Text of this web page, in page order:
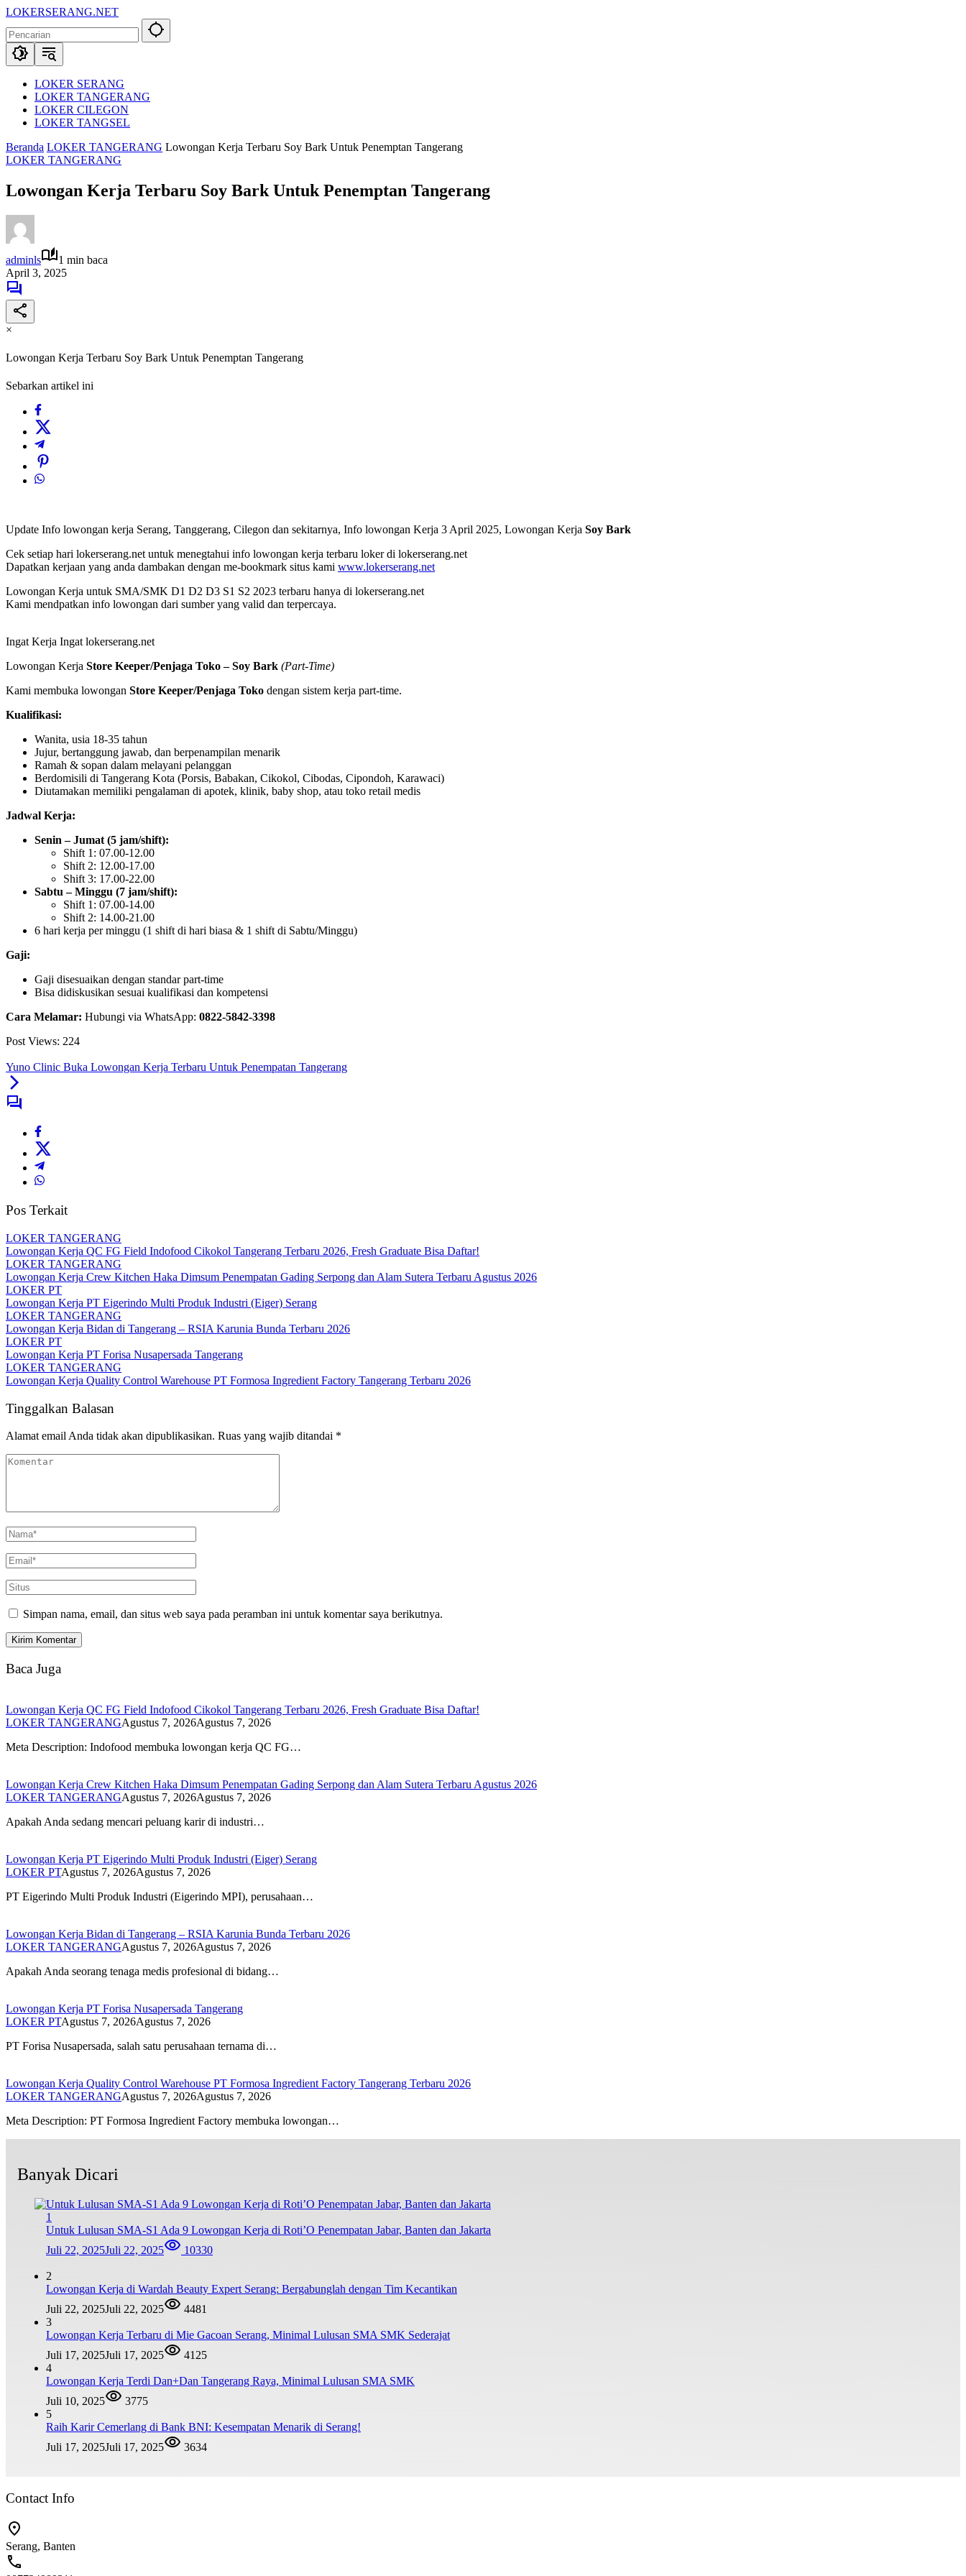
Langsung
konten
LOKERSERANG.NET
Lowongan
Kerja
Serang
SekitarnyaLOKER SERANG
LOKER TANGERANG
LOKER CILEGON
LOKER TANGSEL
Beranda LOKER TANGERANG Lowongan Kerja Terbaru Soy Bark Untuk Penemptan Tangerang
LOKER TANGERANG
Lowongan Kerja Terbaru Soy Bark Untuk Penemptan Tangerang
adminls
1 min baca
April 3, 2025
×
Lowongan Kerja Terbaru Soy Bark Untuk Penemptan Tangerang
Sebarkan artikel ini
Update Info lowongan kerja Serang, Tanggerang, Cilegon dan sekitarnya, Info lowongan Kerja 3 April 2025, Lowongan Kerja Soy Bark
Cek setiap hari lokerserang.net untuk menegtahui info lowongan kerja terbaru loker di lokerserang.net
Dapatkan kerjaan yang anda dambakan dengan me-bookmark situs kami www.lokerserang.net
Lowongan Kerja untuk SMA/SMK D1 D2 D3 S1 S2 2023 terbaru hanya di lokerserang.net
Kami mendpatkan info lowongan dari sumber yang valid dan terpercaya.
Ingat Kerja Ingat lokerserang.net
Lowongan Kerja Store Keeper/Penjaga Toko – Soy Bark (Part-Time)
Kami membuka lowongan Store Keeper/Penjaga Toko dengan sistem kerja part-time.
Kualifikasi:
Wanita, usia 18-35 tahun
Jujur, bertanggung jawab, dan berpenampilan menarik
Ramah & sopan dalam melayani pelanggan
Berdomisili di Tangerang Kota (Porsis, Babakan, Cikokol, Cibodas, Cipondoh, Karawaci)
Diutamakan memiliki pengalaman di apotek, klinik, baby shop, atau toko retail medis
Jadwal Kerja:
Senin – Jumat (5 jam/shift):
Shift 1: 07.00-12.00
Shift 2: 12.00-17.00
Shift 3: 17.00-22.00
Sabtu – Minggu (7 jam/shift):
Shift 1: 07.00-14.00
Shift 2: 14.00-21.00
6 hari kerja per minggu (1 shift di hari biasa & 1 shift di Sabtu/Minggu)
Gaji:
Gaji disesuaikan dengan standar part-time
Bisa didiskusikan sesuai kualifikasi dan kompetensi
Cara Melamar: Hubungi via WhatsApp: 0822-5842-3398
Post Views: 224
Yuno Clinic Buka Lowongan Kerja Terbaru Untuk Penempatan Tangerang
Pos Terkait
LOKER TANGERANG
Lowongan Kerja QC FG Field Indofood Cikokol Tangerang Terbaru 2026, Fresh Graduate Bisa Daftar!
LOKER TANGERANG
Lowongan Kerja Crew Kitchen Haka Dimsum Penempatan Gading Serpong dan Alam Sutera Terbaru Agustus 2026
LOKER PT
Lowongan Kerja PT Eigerindo Multi Produk Industri (Eiger) Serang
LOKER TANGERANG
Lowongan Kerja Bidan di Tangerang – RSIA Karunia Bunda Terbaru 2026
LOKER PT
Lowongan Kerja PT Forisa Nusapersada Tangerang
LOKER TANGERANG
Lowongan Kerja Quality Control Warehouse PT Formosa Ingredient Factory Tangerang Terbaru 2026
Tinggalkan Balasan
Alamat email Anda tidak akan dipublikasikan. Ruas yang wajib ditandai *
Simpan nama, email, dan situs web saya pada peramban ini untuk komentar saya berikutnya.
Baca Juga
Lowongan Kerja QC FG Field Indofood Cikokol Tangerang Terbaru 2026, Fresh Graduate Bisa Daftar!
LOKER TANGERANGAgustus 7, 2026Agustus 7, 2026
Meta Description: Indofood membuka lowongan kerja QC FG…
Lowongan Kerja Crew Kitchen Haka Dimsum Penempatan Gading Serpong dan Alam Sutera Terbaru Agustus 2026
LOKER TANGERANGAgustus 7, 2026Agustus 7, 2026
Apakah Anda sedang mencari peluang karir di industri…
Lowongan Kerja PT Eigerindo Multi Produk Industri (Eiger) Serang
LOKER PTAgustus 7, 2026Agustus 7, 2026
PT Eigerindo Multi Produk Industri (Eigerindo MPI), perusahaan…
Lowongan Kerja Bidan di Tangerang – RSIA Karunia Bunda Terbaru 2026
LOKER TANGERANGAgustus 7, 2026Agustus 7, 2026
Apakah Anda seorang tenaga medis profesional di bidang…
Lowongan Kerja PT Forisa Nusapersada Tangerang
LOKER PTAgustus 7, 2026Agustus 7, 2026
PT Forisa Nusapersada, salah satu perusahaan ternama di…
Lowongan Kerja Quality Control Warehouse PT Formosa Ingredient Factory Tangerang Terbaru 2026
LOKER TANGERANGAgustus 7, 2026Agustus 7, 2026
Meta Description: PT Formosa Ingredient Factory membuka lowongan…
Banyak Dicari
1
Untuk Lulusan SMA-S1 Ada 9 Lowongan Kerja di Roti’O Penempatan Jabar, Banten dan Jakarta
Juli 22, 2025Juli 22, 2025 10330
2
Lowongan Kerja di Wardah Beauty Expert Serang: Bergabunglah dengan Tim Kecantikan
Juli 22, 2025Juli 22, 2025
4481
3
Lowongan Kerja Terbaru di Mie Gacoan Serang, Minimal Lulusan SMA SMK Sederajat
Juli 17, 2025Juli 17, 2025
4125
4
Lowongan Kerja Terdi Dan+Dan Tangerang Raya, Minimal Lulusan SMA SMK
Juli 10, 2025
3775
5
Raih Karir Cemerlang di Bank BNI: Kesempatan Menarik di Serang!
Juli 17, 2025Juli 17, 2025 3634
Contact Info
Serang, Banten